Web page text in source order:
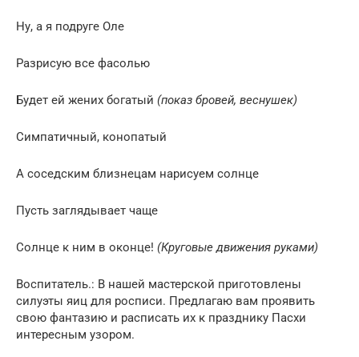
Ну, а я подруге Оле
Разрисую все фасолью
Будет ей жених богатый (показ бровей, веснушек)
Симпатичный, конопатый
А соседским близнецам нарисуем солнце
Пусть заглядывает чаще
Солнце к ним в оконце! (Круговые движения руками)
Воспитатель.: В нашей мастерской приготовлены
силуэты яиц для росписи. Предлагаю вам проявить
свою фантазию и расписать их к празднику Пасхи
интересным узором.